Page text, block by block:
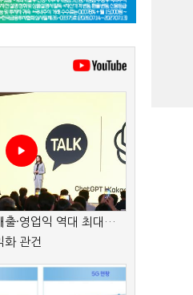
출·영업익 역대 최대…
화 관건